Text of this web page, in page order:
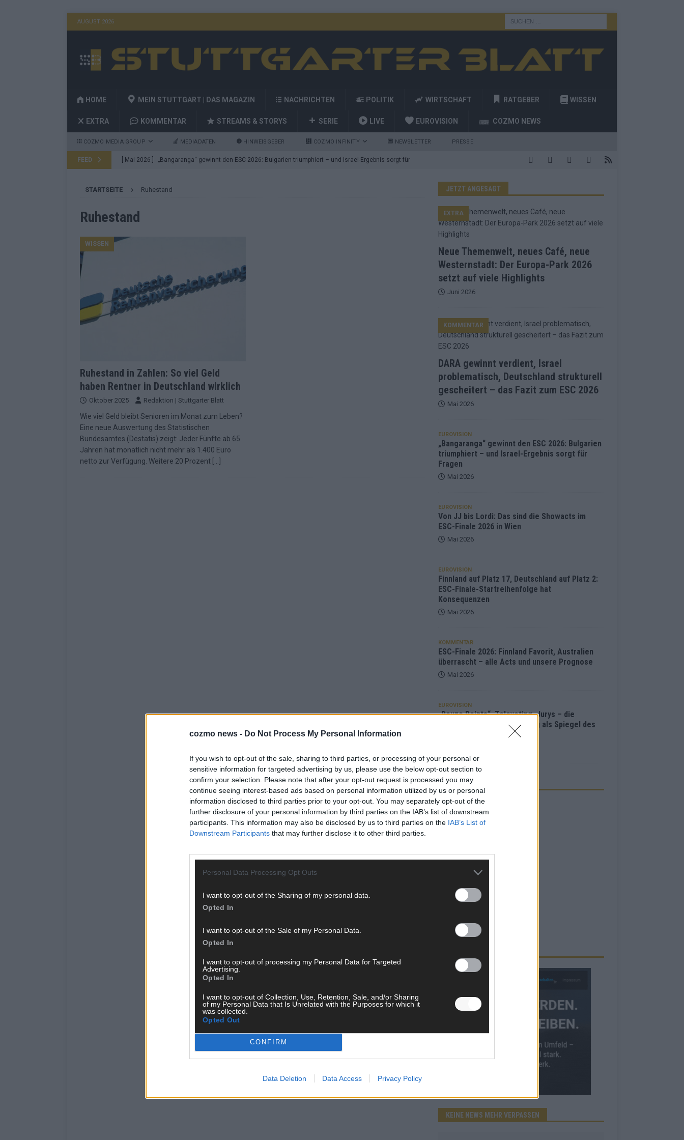
cozmo news - Do Not Process My Personal Information
If you wish to opt-out of the sale, sharing to third parties, or processing of your personal or
sensitive information for targeted advertising by us, please use the below opt-out section to
confirm your selection. Please note that after your opt-out request is processed you may
continue seeing interest-based ads based on personal information utilized by us or personal
information disclosed to third parties prior to your opt-out. You may separately opt-out of the
further disclosure of your personal information by third parties on the IAB’s list of downstream
participants. This information may also be disclosed by us to third parties on the IAB’s List of
Downstream Participants that may further disclose it to other third parties.
Personal Data Processing Opt Outs
I want to opt-out of the Sharing of my personal data.
Opted In
I want to opt-out of the Sale of my Personal Data.
Opted In
I want to opt-out of processing my Personal Data for Targeted
Advertising.
Opted In
I want to opt-out of Collection, Use, Retention, Sale, and/or Sharing
of my Personal Data that Is Unrelated with the Purposes for which it
was collected.
Opted Out
CONFIRM
Data Deletion Data Access Privacy Policy
AUGUST 2026
HOME MEIN STUTTGART | DAS MAGAZIN NACHRICHTEN POLITIK WIRTSCHAFT RATGEBER WISSEN
EXTRA KOMMENTAR STREAMS & STORYS SERIE LIVE EUROVISION COZMO NEWS
COZMO MEDIA GROUP MEDIADATEN HINWEISGEBER COZMO INFINITY NEWSLETTER PRESSE
FEED [ Mai 2026 ] „Bangaranga“ gewinnt den ESC 2026: Bulgarien triumphiert – und Israel-Ergebnis sorgt für
[ Mai 2026 ] Von JJ bis Lordi: Das sind die Showacts im ESC-Finale 2026 in Wien
[ Mai 2026 ]
[ Mai 2026 ] „Douze Points“, Televoting, Jurys – die Geschichte der ESC-Wertung als Spiegel des
Wettbewerbs EUROVISION
[ Mai 2026 ]
[ Mai 2026 ] Quoten vor ESC-Halbfinale 2: Dänemark vorne, Aserbaidschan chancenlos – Zypern
überrascht negativ EXTRA
[ Juni 2026 ] Neue Themenwelt, neues Café, neue Westernstadt: Der Europa-Park 2026 setzt auf viele
Highlights EXTRA
[ Mai 2026 ] DARA gewinnt verdient, Israel problematisch, Deutschland strukturell gescheitert – das
STARTSEITE Ruhestand
Ruhestand
WISSEN
Ruhestand in Zahlen: So viel Geld
haben Rentner in Deutschland wirklich
Oktober 2025 Redaktion | Stuttgarter Blatt
Wie viel Geld bleibt Senioren im Monat zum Leben?
Eine neue Auswertung des Statistischen
Bundesamtes (Destatis) zeigt: Jeder Fünfte ab 65
Jahren hat monatlich nicht mehr als 1.400 Euro
netto zur Verfügung. Weitere 20 Prozent
JETZT ANGESAGT
Neue Themenwelt, neues Café, neue
Westernstadt: Der Europa-Park 2026
setzt auf viele Highlights
EXTRA
Juni 2026
DARA gewinnt verdient, Israel
problematisch, Deutschland strukturell
gescheitert – das Fazit zum ESC 2026
KOMMENTAR
Mai 2026
EUROVISION
„Bangaranga“ gewinnt den ESC 2026: Bulgarien
triumphiert – und Israel-Ergebnis sorgt für
Fragen
Mai 2026
EUROVISION
Von JJ bis Lordi: Das sind die Showacts im
ESC-Finale 2026 in Wien
Mai 2026
EUROVISION
Finnland auf Platz 17, Deutschland auf Platz 2:
ESC-Finale-Startreihenfolge hat
Konsequenzen
Mai 2026
KOMMENTAR
ESC-Finale 2026: Finnland Favorit, Australien
überrascht – alle Acts und unsere Prognose
Mai 2026
EUROVISION
„Douze Points“, Televoting, Jurys – die
Geschichte der ESC-Wertung als Spiegel des
ANZEIGE
KEINE NEWS MEHR VERPASSEN